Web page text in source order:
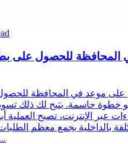
للحصول على
على موعد في المحافظة
خطوة حاسمة. يتيح لك ذلك
عبر الإنترنت، تصبح
بالداخلية بجمع معظم
يسهل ذلك الوصول إ...